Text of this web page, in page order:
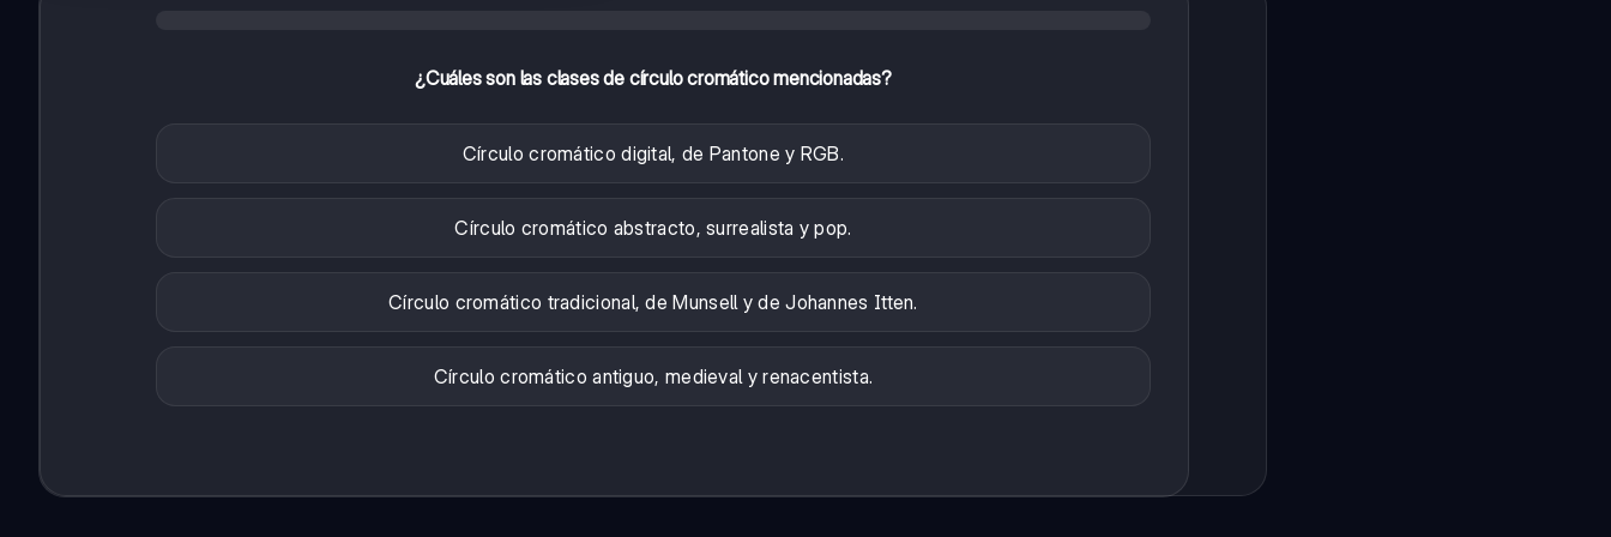
¿Cuáles son las clases de círculo cromático mencionadas?
Círculo cromático digital, de Pantone y RGB.
Círculo cromático abstracto, surrealista y pop.
Círculo cromático tradicional, de Munsell y de Johannes Itten.
Círculo cromático antiguo, medieval y renacentista.